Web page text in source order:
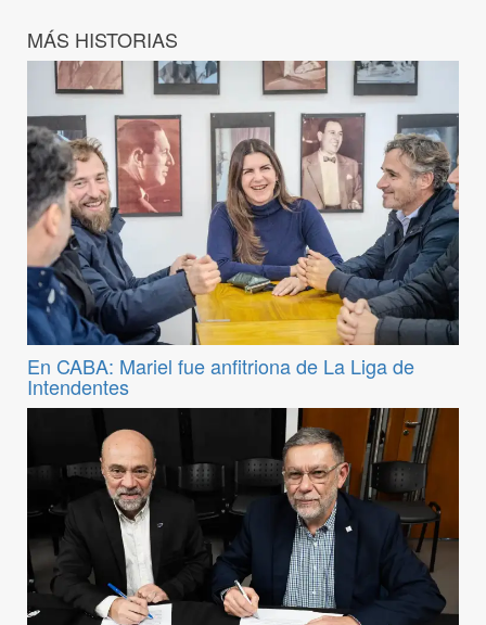
MÁS HISTORIAS
En CABA: Mariel fue anfitriona de La Liga de
Intendentes